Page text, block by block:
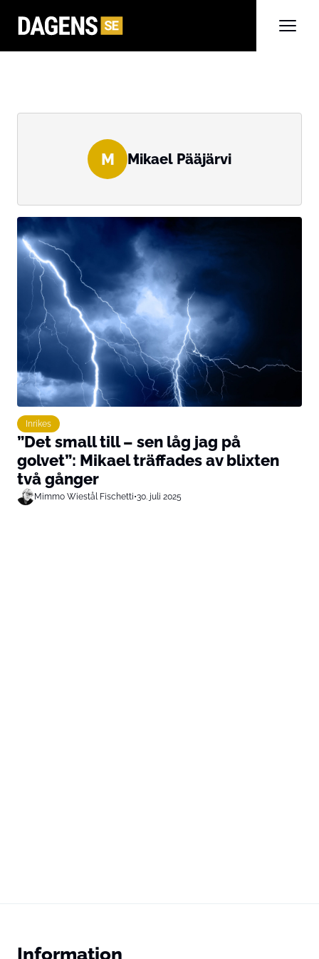
M Mikael Pääjärvi
Inrikes
”Det small till – sen låg jag på
golvet”: Mikael träffades av blixten
två gånger
Mimmo Wiestål Fischetti•30. juli 2025
Information